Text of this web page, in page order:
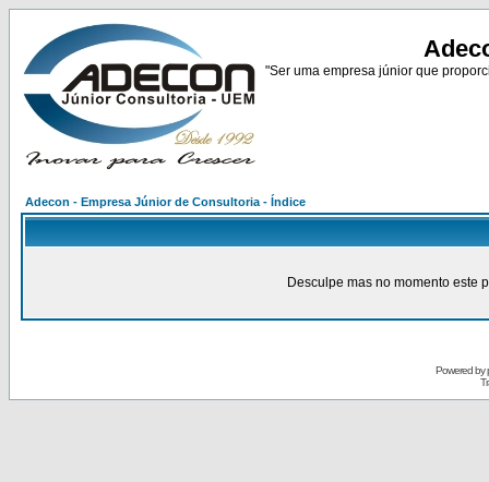
"Ser uma empresa júnior que
Adecon - Empresa Júnior de Consultoria - Índice
Desculpe mas no momento este
Powered by